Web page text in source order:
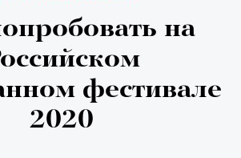
на
фестивале
2020